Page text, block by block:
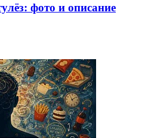
фото и описание